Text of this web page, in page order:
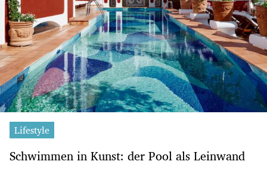
Lifestyle
Schwimmen in Kunst: der Pool als Leinwand